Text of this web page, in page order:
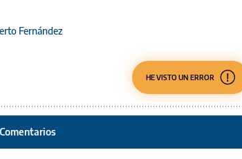
Fernández
HE VISTO UN ERROR
Comentarios